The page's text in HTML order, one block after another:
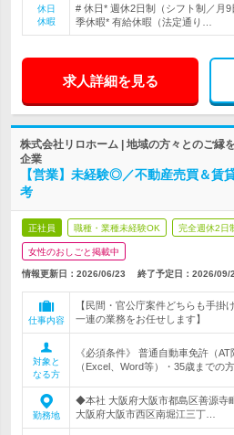
休日
休暇
# 休日* 週休2日制（シフト制／月
季休暇* 有給休暇（法定通り…
求人詳細を見る
株式会社リロホーム | 地域の方々とのご縁
企業
【営業】未経験◎／不動産売買＆賃
考
正社員 職種・業種未経験OK 完全週休2日
女性のおしごと掲載中
情報更新日：2026/06/23 終了予定日： 2026/09/
仕事内容
【民間・官公庁案件どちらも手掛
一連の業務をお任せします】
対象と
なる方
《必須条件》 普通自動車免許（
（Excel、Word等）・35歳までの
勤務地
◆本社 大阪府大阪市都島区善源寺
大阪府大阪市西区南堀江三丁…